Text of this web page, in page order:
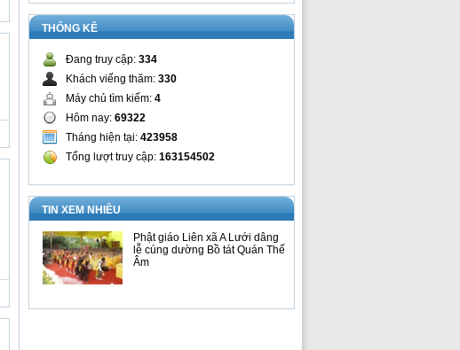
THỐNG KÊ
Đang truy cập: 334
Khách viếng thăm: 330
Máy chủ tìm kiếm: 4
Hôm nay: 69322
Tháng hiện tại: 423958
Tổng lượt truy cập: 163154502
TIN XEM NHIỀU
Phật giáo Liên xã A Lưới dâng
lễ cúng dường Bồ tát Quán Thế
Âm